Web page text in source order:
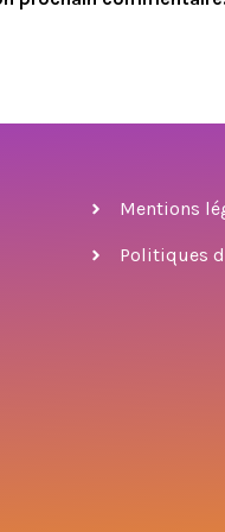
Mentions
Politiques